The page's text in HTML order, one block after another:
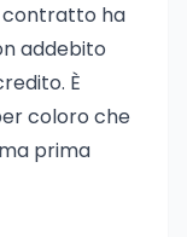
contratto ha
addebito
È
coloro che
prima